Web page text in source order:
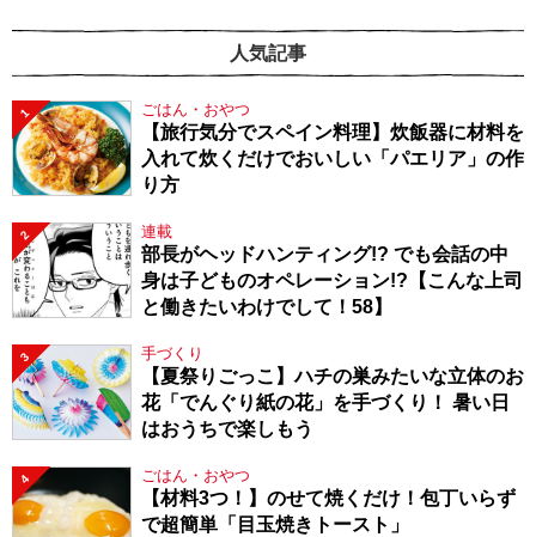
人気記事
1 ごはん・おやつ
【旅行気分でスペイン料理】炊飯器に材料を
入れて炊くだけでおいしい「パエリア」の作
り方
2 連載
部長がヘッドハンティング!? でも会話の中
身は子どものオペレーション!?【こんな上司
と働きたいわけでして！58】
3 手づくり
【夏祭りごっこ】ハチの巣みたいな立体のお
花「でんぐり紙の花」を手づくり！ 暑い日
はおうちで楽しもう
4 ごはん・おやつ
【材料3つ！】のせて焼くだけ！包丁いらず
で超簡単「目玉焼きトースト」